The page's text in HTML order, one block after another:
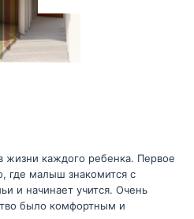
жизни каждого ребенка. Первое
где малыш знакомится с
и начинает учится. Очень
было комфортным и